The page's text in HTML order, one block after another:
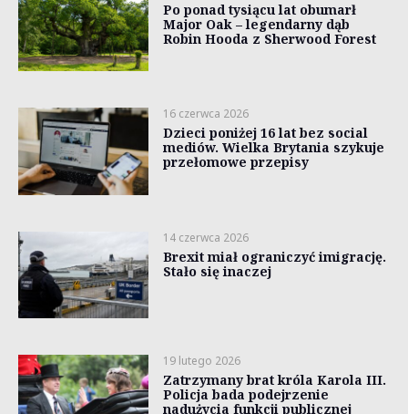
Po ponad tysiącu lat obumarł
Major Oak – legendarny dąb
Robin Hooda z Sherwood Forest
16 czerwca 2026
Dzieci poniżej 16 lat bez social
mediów. Wielka Brytania szykuje
przełomowe przepisy
14 czerwca 2026
Brexit miał ograniczyć imigrację.
Stało się inaczej
19 lutego 2026
Zatrzymany brat króla Karola III.
Policja bada podejrzenie
nadużycia funkcji publicznej